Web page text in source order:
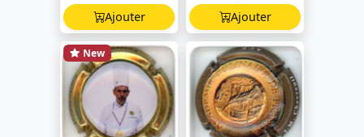
Ajouter
Ajouter
New